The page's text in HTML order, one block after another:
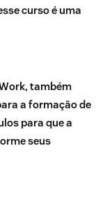
curso é uma
também
a formação de
para que a
seus